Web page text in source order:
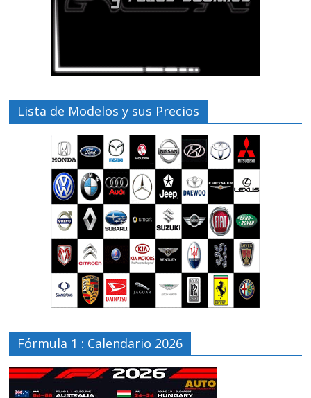
Lista de Modelos y sus Precios
Fórmula 1 : Calendario 2026